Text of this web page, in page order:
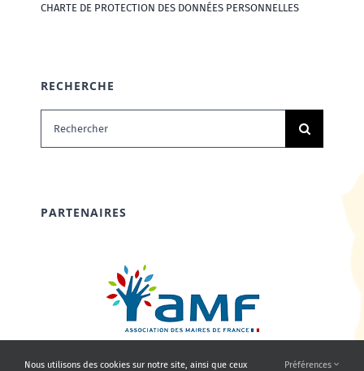
CHARTE DE PROTECTION DES DONNÉES PERSONNELLES
RECHERCHE
Rechercher:
PARTENAIRES
Nous utilisons des cookies sur notre site, ainsi que ceux Préférences